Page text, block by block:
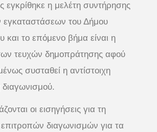
εγκρίθηκε η μελέτη συντήρησης
εγκαταστάσεων του Δήμου
και το επόμενο βήμα είναι η
τευχών δημοπράτησης αφού
συσταθεί η αντίστοιχη
οι εισηγήσεις για τη
διαγωνισμών για τα